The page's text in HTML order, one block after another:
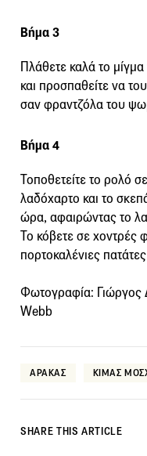
Βήμα 3
Πλάθετε καλά το
και προσπαθείτε να
σαν φραντζόλα του
Βήμα 4
Τοποθετείτε το ρολό
λαδόχαρτο και το
ώρα, αφαιρώντας το
Το κόβετε σε χοντρές
πορτοκαλένιες
Φωτογραφία:
Webb
ΑΡΑΚΑΣ ΚΙΜΑΣ
SHARE THIS ARTICLE